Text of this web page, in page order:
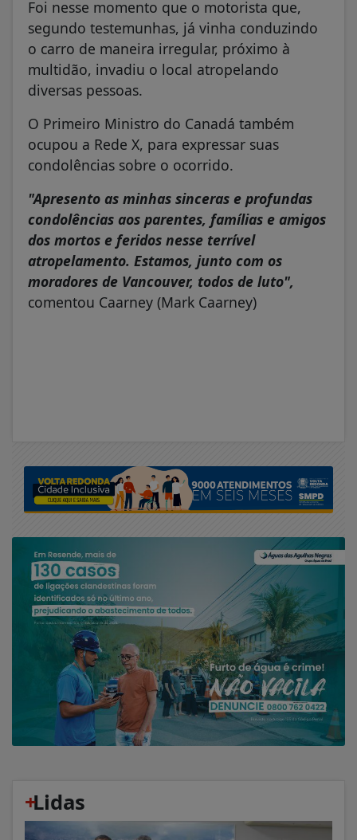
segundo testemunhas, já vinha conduzindo
o carro de maneira irregular, próximo à
multidão, invadiu o local atropelando
diversas pessoas.
O Primeiro Ministro do Canadá também
ocupou a Rede X, para expressar suas
condolências sobre o ocorrido.
"Apresento as minhas sinceras e profundas
condolências aos parentes, famílias e amigos
dos mortos e feridos nesse terrível
atropelamento. Estamos, junto com os
moradores de Vancouver, todos de luto",
comentou Caarney (Mark Caarney)
+
Lidas